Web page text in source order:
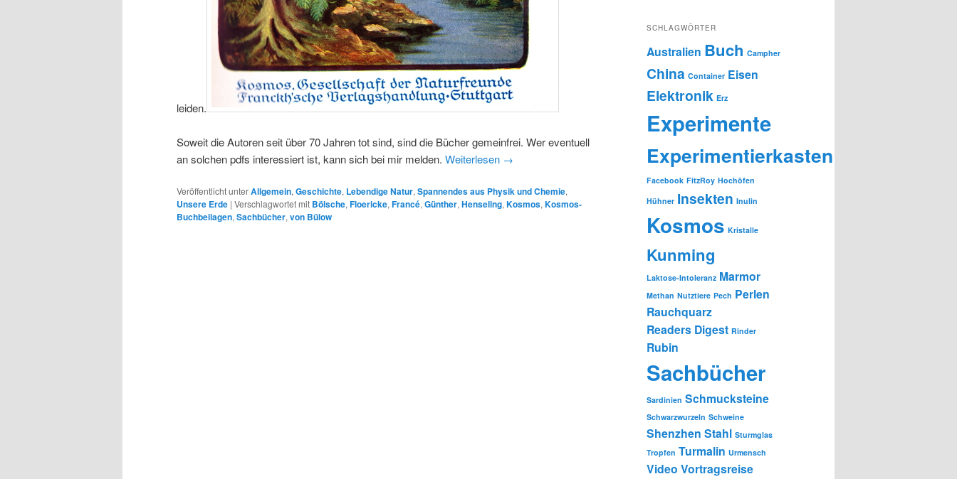
leiden.
Soweit die Autoren seit über 70 Jahren tot sind, sind die Bücher gemeinfrei. Wer eventuell
an solchen pdfs interessiert ist, kann sich bei mir melden. Weiterlesen →
Veröffentlicht unterAllgemein, Geschichte, Lebendige Natur, Spannendes aus Physik und Chemie,
Unsere Erde | Verschlagwortet mit Bölsche, Floericke, Francé, Günther, Henseling, Kosmos, Kosmos-
Buchbeilagen, Sachbücher, von Bülow
SCHLAGWÖRTER
Australien Buch Campher
China Container Eisen
Elektronik Erz
Experimente
Experimentierkasten
Facebook FitzRoy Hochöfen
Hühner Insekten Inulin
Kosmos Kristalle
Kunming
Laktose-Intoleranz Marmor
Methan Nutztiere Pech Perlen
Rauchquarz
Readers Digest Rinder
Rubin
Sachbücher
Sardinien Schmucksteine
Schwarzwurzeln Schweine
Shenzhen Stahl Sturmglas
Tropfen Turmalin Urmensch
Video Vortragsreise